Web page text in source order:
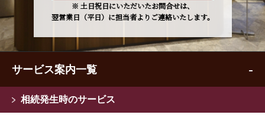
※ 土日祝日にいただいたお問合せは、
翌営業日（平日）に担当者よりご連絡いたします。
サービス案内一覧
相続発生時のサービス